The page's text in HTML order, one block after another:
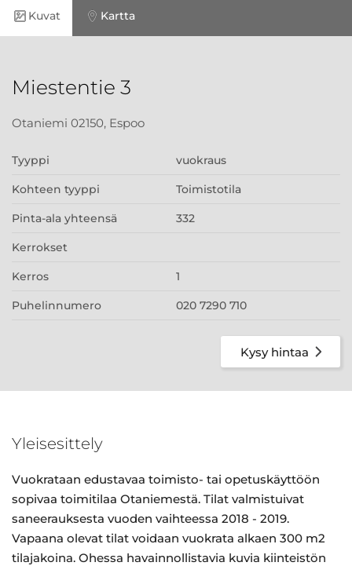
Kuvat Kartta
Miestentie 3
Otaniemi 02150, Espoo
Tyyppi vuokraus
Kohteen tyyppi Toimistotila
Pinta-ala yhteensä 332
Kerrokset
Kerros 1
Puhelinnumero 020 7290 710
Kysy hintaa
Yleisesittely
Vuokrataan edustavaa toimisto- tai opetuskäyttöön
sopivaa toimitilaa Otaniemestä. Tilat valmistuivat
saneerauksesta vuoden vaihteessa 2018 - 2019.
Vapaana olevat tilat voidaan vuokrata alkaen 300 m2
tilajakoina. Ohessa havainnollistavia kuvia kiinteistön